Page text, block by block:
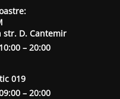
D. Cantemir
– 20:00
019
– 20:00